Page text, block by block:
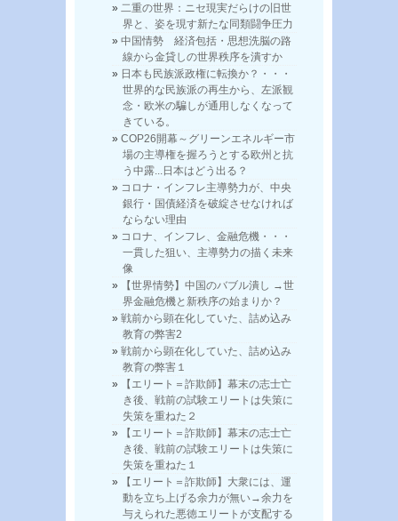
二重の世界：ニセ現実だらけの旧世
界と、姿を現す新たな同類闘争圧力
中国情勢 経済包括・思想洗脳の路
線から金貸しの世界秩序を潰すか
日本も民族派政権に転換か？・・・
世界的な民族派の再生から、左派観
念・欧米の騙しが通用しなくなって
きている。
COP26開幕～グリーンエネルギー市
場の主導権を握ろうとする欧州と抗
う中露...日本はどう出る？
コロナ・インフレ主導勢力が、中央
銀行・国債経済を破綻させなければ
ならない理由
コロナ、インフレ、金融危機・・・
一貫した狙い、主導勢力の描く未来
像
【世界情勢】中国のバブル潰し →世
界金融危機と新秩序の始まりか？
戦前から顕在化していた、詰め込み
教育の弊害2
戦前から顕在化していた、詰め込み
教育の弊害１
【エリート＝詐欺師】幕末の志士亡
き後、戦前の試験エリートは失策に
失策を重ねた２
【エリート＝詐欺師】幕末の志士亡
き後、戦前の試験エリートは失策に
失策を重ねた１
【エリート＝詐欺師】大衆には、運
動を立ち上げる余力が無い→余力を
与えられた悪徳エリートが支配する